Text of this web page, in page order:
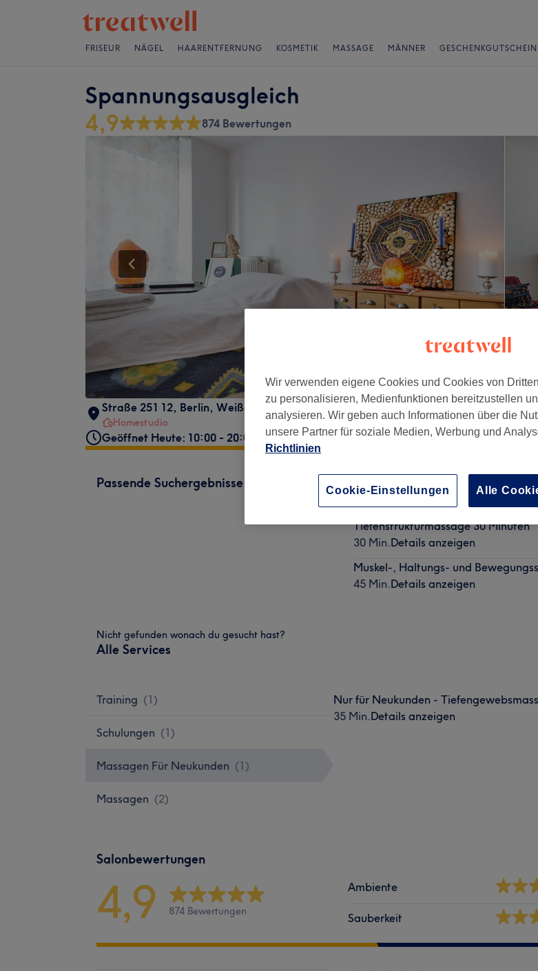
FRISEUR NÄGEL HAARENTFERNUNG KOSMETIK MASSAGE MÄNNER GESCHENKGUTSCHEIN
Spannungsausgleich
4,9 874 Bewertungen
Straße 251 12, Berlin, Weißensee, 13088
Homestudio
Geöffnet Heute: 10:00 - 20:00
Passende Suchergebnisse
Nur für Neukunden -
Details anzeigen
Tiefenstrukturmassage 30 Minuten
30 Min.Details anzeigen
Muskel-, Haltungs- und
45 Min.Details anzeigen
Nicht gefunden wonach du gesucht hast?
Alle Services
Training (1)
Schulungen (1)
Massagen Für Neukunden (1 )
Massagen (2)
Nur für Neukunden -
35 Min.Details anzeigen
Salonbewertungen
4,9 874 Bewertungen
Ambiente
Sauberkeit
Wir verwenden eigene Cookies und Cookies von
zu personalisieren, Medienfunktionen bereitzustellen
analysieren. Wir geben auch Informationen über die
unsere Partner für soziale Medien, Werbung und
Richtlinien
Cookie-Einstellungen Alle